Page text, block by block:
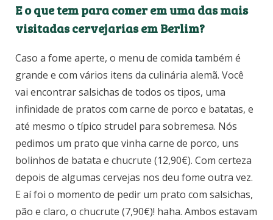
E o que tem para comer em uma das mais
visitadas cervejarias em Berlim?
Caso a fome aperte, o menu de comida também é
grande e com vários itens da culinária alemã. Você
vai encontrar salsichas de todos os tipos, uma
infinidade de pratos com carne de porco e batatas, e
até mesmo o típico strudel para sobremesa. Nós
pedimos um prato que vinha carne de porco, uns
bolinhos de batata e chucrute (12,90€). Com certeza
depois de algumas cervejas nos deu fome outra vez.
E aí foi o momento de pedir um prato com salsichas,
pão e claro, o chucrute (7,90€)! haha. Ambos estavam